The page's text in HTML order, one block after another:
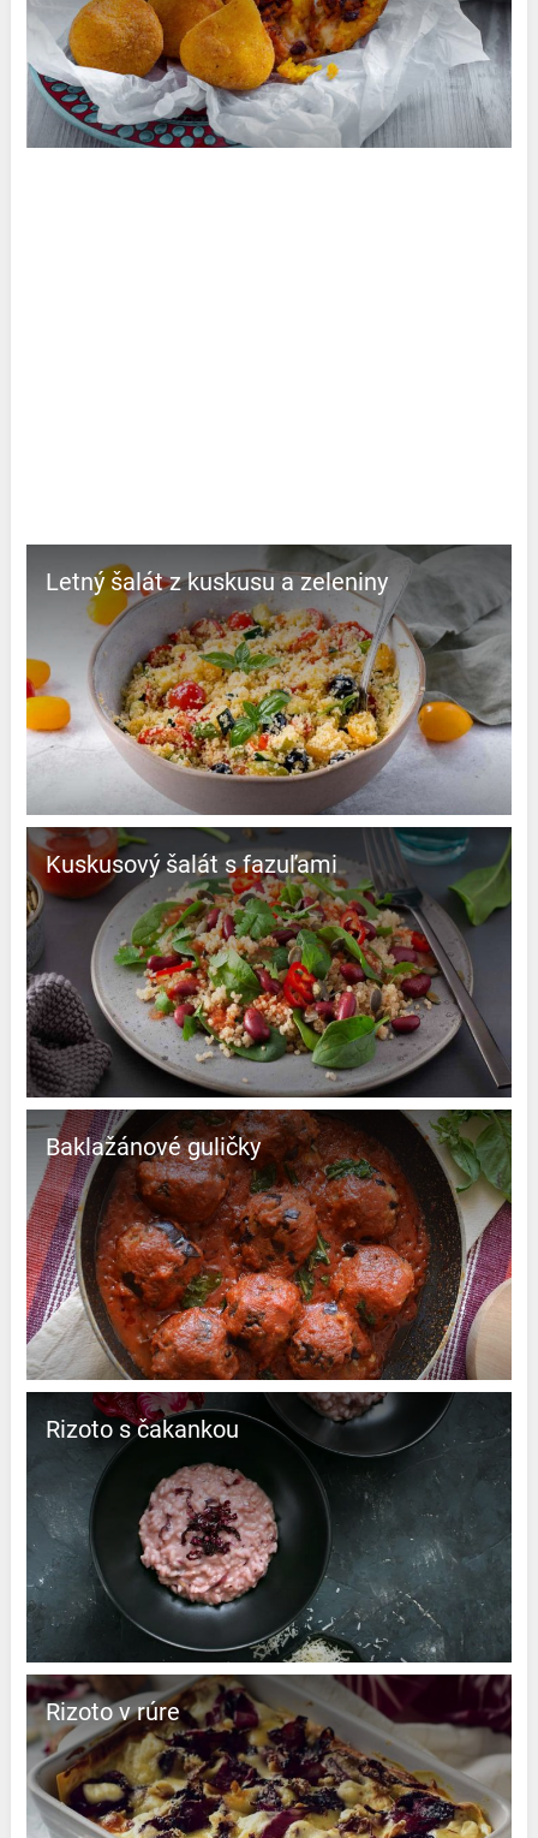
Letný šalát z kuskusu a zeleniny
Kuskusový šalát s fazuľami
Baklažánové guličky
Rizoto s čakankou
Rizoto v rúre